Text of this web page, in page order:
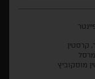
קרסטין
מוסקוביץ